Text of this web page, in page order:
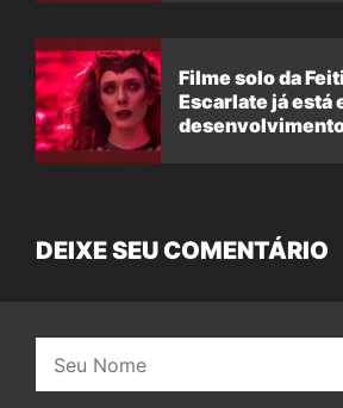
Filme solo da
Escarlate já está
DEIXE SEU COMENTÁRIO